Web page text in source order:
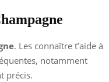
. Les connaître t’aide à
notamment
précis.